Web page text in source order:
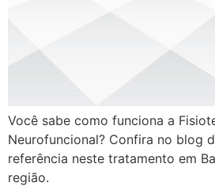
Você sabe como funciona a
Neurofuncional? Confira no blog
referência neste tratamento em
região.